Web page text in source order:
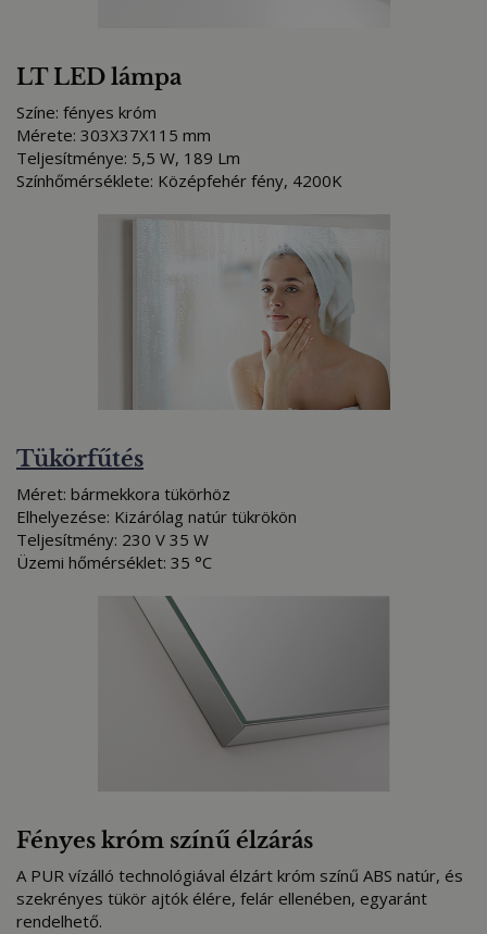
LT LED lámpa
Színe: fényes króm
Mérete: 303X37X115 mm
Teljesítménye: 5,5 W, 189 Lm
Színhőmérséklete: Középfehér fény, 4200K
Tükörfűtés
Méret: bármekkora tükörhöz
Elhelyezése: Kizárólag natúr tükrökön
Teljesítmény: 230 V 35 W
Üzemi hőmérséklet: 35 °C
Fényes króm színű élzárás
A PUR vízálló technológiával élzárt króm színű ABS natúr, és
szekrényes tükör ajtók élére, felár ellenében, egyaránt
rendelhető.